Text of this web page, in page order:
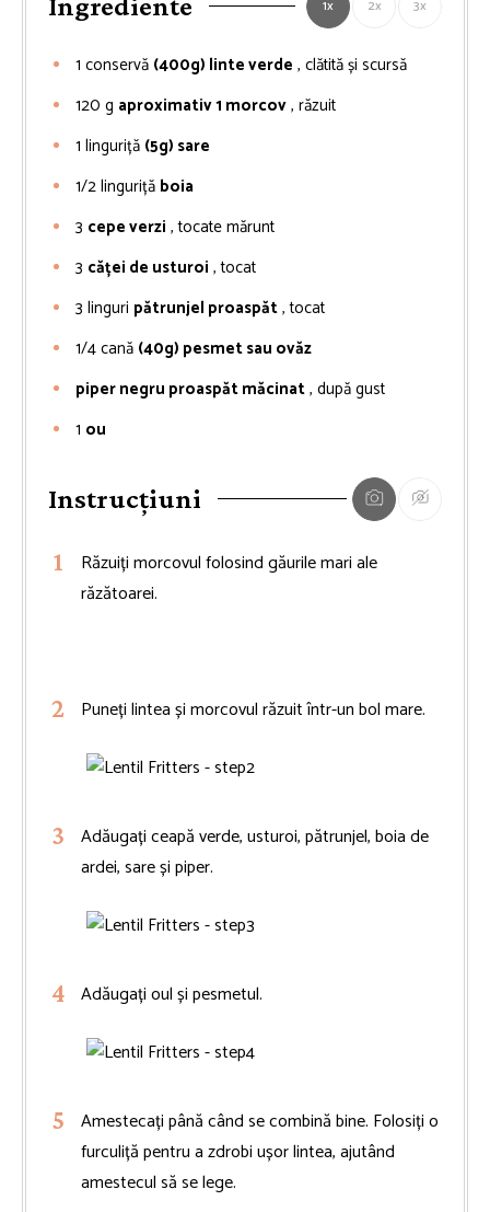
Ingrediente 1x 2x 3x
1 conservă (400g) linte verde , clătită și scursă
120 g aproximativ 1 morcov, răzuit
1 linguriță (5g) sare
1/2linguriță boia
3 cepe verzi , tocate mărunt
3 căței de usturoi , tocat
3 linguri pătrunjel proaspăt, tocat
1/4cană (40g) pesmet sau ovăz
piper negru proaspăt măcinat, după gust
1 ou
Instrucțiuni
Răzuiți morcovul folosind găurile mari ale
răzătoarei.
Puneți lintea și morcovul răzuit într-un bol mare.
Adăugați ceapă verde, usturoi, pătrunjel, boia de
ardei, sare și piper.
Adăugați oul și pesmetul.
Amestecați până când se combină bine. Folosiți o
furculiță pentru a zdrobi ușor lintea, ajutând
amestecul să se lege.